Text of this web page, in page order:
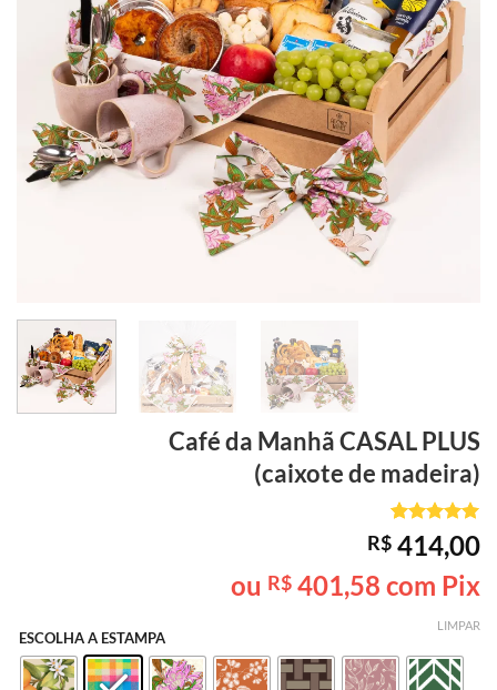
Café da ManhãCASAL PLUS
(caixote de madeira)
Avaliado
como5de
5, com
baseado em
3
de clientes
R$ 414,00
ou R$ 401,58 com Pix
ESCOLHA A ESTAMPA
LIMPAR